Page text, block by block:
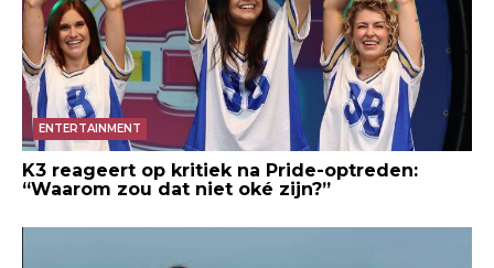
ENTERTAINMENT
K3 reageert op kritiek na Pride-optreden:
“Waarom zou dat niet oké zijn?”